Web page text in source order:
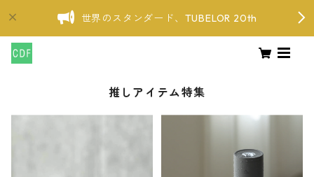
世界のスタンダード、TUBELOR 20th
推しアイテム特集